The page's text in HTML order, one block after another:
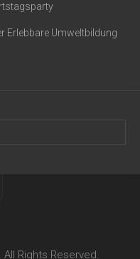
Erlebbare Umweltbildung
Rights Reserved.